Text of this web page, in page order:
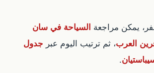
يمكن مراجعة السياحة في سان
العرب، ثم ترتيب اليوم عبر جدول
.